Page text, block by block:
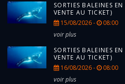
SORTIES BALEINES
VENTE AU TICKET)
15/08/2026 -
08:00
voir plus
SORTIES BALEINES
VENTE AU TICKET)
16/08/2026 -
08:00
voir plus